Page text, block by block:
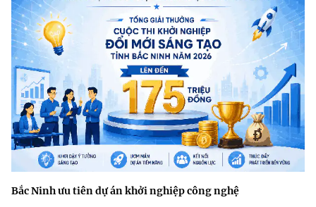
Bắc Ninh ưu tiên dự án khởi nghiệp công nghệ